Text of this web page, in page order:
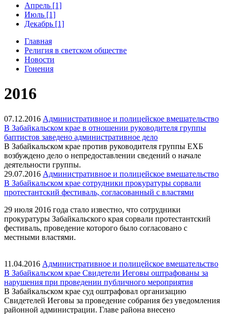
Апрель [1]
Июль [1]
Декабрь [1]
Главная
Религия в светском обществе
Новости
Гонения
2016
07.12.2016 Административное и полицейское вмешательство
В Забайкальском крае в отношении руководителя группы
баптистов заведено административное дело
В Забайкальском крае против руководителя группы ЕХБ
возбуждено дело о непредоставлении сведений о начале
деятельности группы.
29.07.2016 Административное и полицейское вмешательство
В Забайкальском крае сотрудники прокуратуры сорвали
протестантский фестиваль, согласованный с властями
29 июля 2016 года стало известно, что сотрудники
прокуратуры Забайкальского края сорвали протестантский
фестиваль, проведение которого было согласовано с
местными властями.
11.04.2016 Административное и полицейское вмешательство
В Забайкальском крае Свидетели Иеговы оштрафованы за
нарушения при проведении публичного мероприятия
В Забайкальском крае суд оштрафовал организацию
Свидетелей Иеговы за проведение собрания без уведомления
районной администрации. Главе района внесено